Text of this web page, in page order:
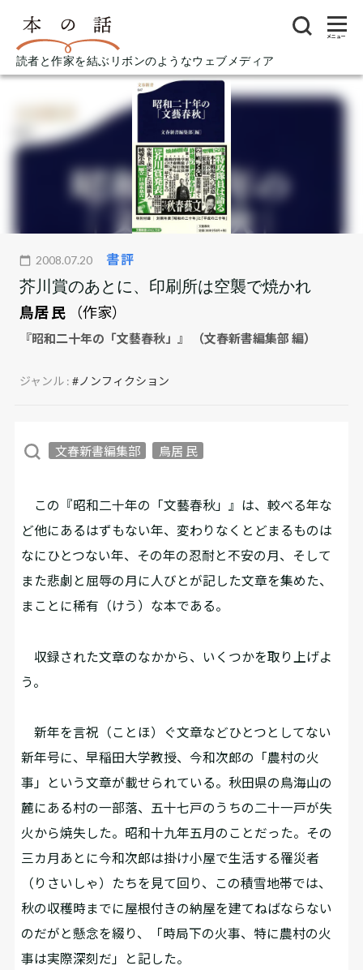
読者と作家を結ぶリボンのようなウェブメディア
メニュー
2008.07.20 書評
芥川賞のあとに、印刷所は空襲で焼かれ
鳥居 民
（作家）
『昭和二十年の「文藝春秋」』 （文春新書編集部 編）
ジャンル :#ノンフィクション
文春新書編集部 鳥居 民
この『昭和二十年の「文藝春秋」』は、較べる年な
ど他にあるはずもない年、変わりなくとどまるものは
なにひとつない年、その年の忍耐と不安の月、そして
また悲劇と屈辱の月に人びとが記した文章を集めた、
まことに稀有（けう）な本である。
収録された文章のなかから、いくつかを取り上げよ
う。
新年を言祝（ことほ）ぐ文章などひとつとしてない
新年号に、早稲田大学教授、今和次郎の「農村の火
事」という文章が載せられている。秋田県の鳥海山の
麓にある村の一部落、五十七戸のうちの二十一戸が失
火から焼失した。昭和十九年五月のことだった。その
三カ月あとに今和次郎は掛け小屋で生活する罹災者
（りさいしゃ）たちを見て回り、この積雪地帯では、
秋の収穫時までに屋根付きの納屋を建てねばならない
のだがと懸念を綴り、「時局下の火事、特に農村の火
事は実際深刻だ」と記した。